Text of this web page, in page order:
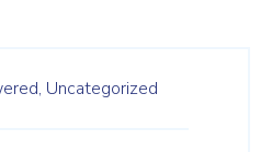
Uncategorized